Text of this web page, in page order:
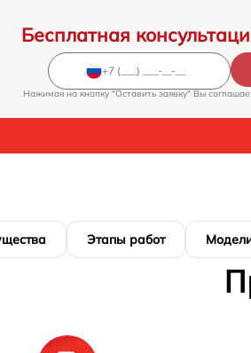
Бесплатная
Нажимая на кнопку "Оставить заявку" Вы
Этапы работ